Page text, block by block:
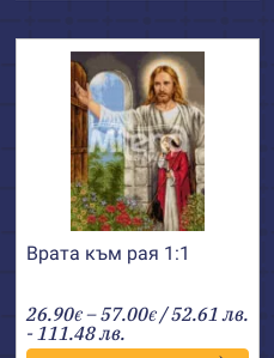
Врата към рая 1:1
26.90€ –57.00€Price
range:
26.90€
/ 52.61 лв.
- 111.48 лв.